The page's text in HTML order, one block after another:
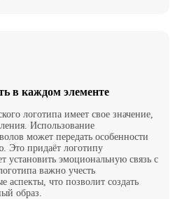
в каждом элементе
логотипа имеет свое значение,
Использование
может передать особенности
Это придаёт логотипу
установить эмоциональную связь с
важно учесть
аспекты, что позволит создать
образ.